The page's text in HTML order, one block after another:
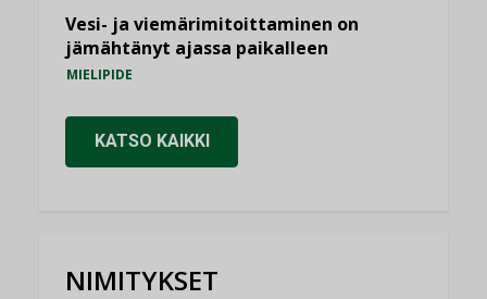
Vesi- ja viemärimitoittaminen on
jämähtänyt ajassa paikalleen
MIELIPIDE
KATSO KAIKKI
NIMITYKSET